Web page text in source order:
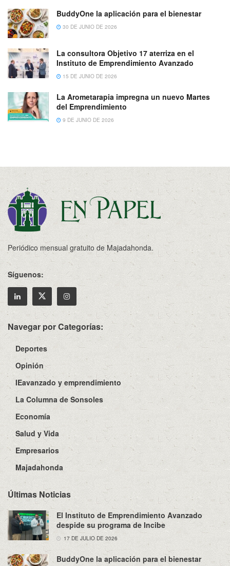
BuddyOne la aplicación para el bienestar
30 DE JUNIO DE 2026
La consultora Objetivo 17 aterriza en el
Instituto de Emprendimiento Avanzado
15 DE JUNIO DE 2026
La Arometarapia impregna un nuevo Martes
del Emprendimiento
9 DE JUNIO DE 2026
Periódico mensual gratuito de Majadahonda.
Síguenos:
Navegar por Categorías:
Deportes
Opinión
IEavanzado y emprendimiento
La Columna de Sonsoles
Economía
Salud y Vida
Empresarios
Majadahonda
Últimas Noticias
El Instituto de Emprendimiento Avanzado
despide su programa de Incibe
17 DE JULIO DE 2026
BuddyOne la aplicación para el bienestar